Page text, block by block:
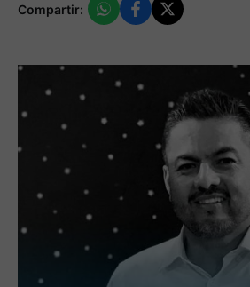
Compartir: